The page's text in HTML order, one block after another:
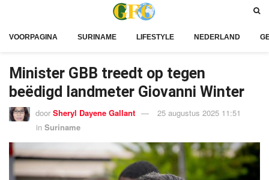
VOORPAGINA SURINAME LIFESTYLE NEDERLAND
Minister GBB treedt op tegen
beëdigd landmeter Giovanni Winter
door Sheryl Dayene Gallant
25 augustus 2025 11:51
in Suriname